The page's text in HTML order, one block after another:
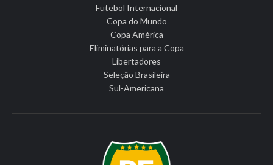
Futebol Internacional
Copa do Mundo
Copa América
Eliminatórias para a Copa
Libertadores
Seleção Brasileira
Sul-Americana